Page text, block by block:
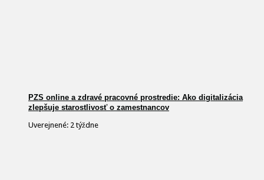
PZS online a zdravé pracovné prostredie: Ako digitalizácia
zlepšuje starostlivosť o zamestnancov
Uverejnené: 2 týždne